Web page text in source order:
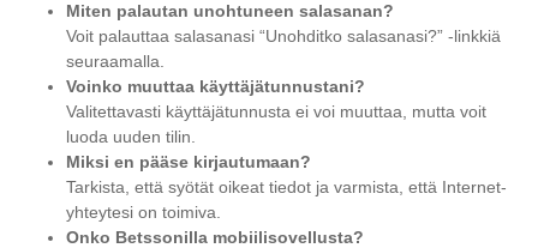
Miten palautan unohtuneen salasanan?
Voit palauttaa salasanasi “Unohditko salasanasi?” -linkkiä
seuraamalla.
Voinko muuttaa käyttäjätunnustani?
Valitettavasti käyttäjätunnusta ei voi muuttaa, mutta voit
luoda uuden tilin.
Miksi en pääse kirjautumaan?
Tarkista, että syötät oikeat tiedot ja varmista, että Internet-
yhteytesi on toimiva.
Onko Betssonilla mobiilisovellusta?